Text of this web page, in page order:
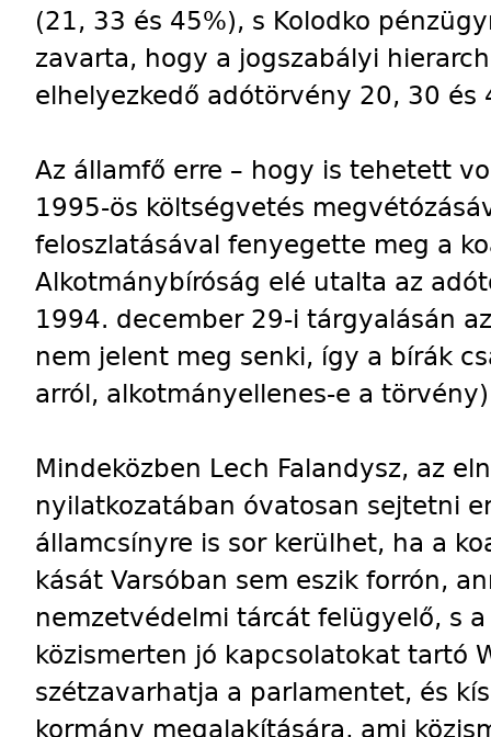
(21, 33 és 45%), s Kolodko
zavarta, hogy a jogszabályi
elhelyezkedő adótörvény 20, 30 és
Az államfő erre – hogy is tehetett
1995-ös költségvetés
feloszlatásával fenyegette meg a
Alkotmánybíróság elé utalta az
1994. december 29-i tárgyalásán
nem jelent meg senki, így a bírák
arról, alkotmányellenes-e a
Mindeközben Lech Falandysz, az
nyilatkozatában óvatosan sejtetni
államcsínyre is sor kerülhet, ha a
kását Varsóban sem eszik forrón,
nemzetvédelmi tárcát felügyelő, s
közismerten jó kapcsolatokat tartó
szétzavarhatja a parlamentet, és
kormány megalakítására, ami